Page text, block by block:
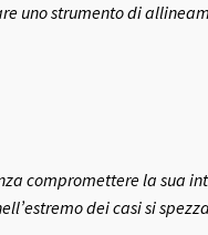
uno strumento di
compromettere la sua
dei casi si